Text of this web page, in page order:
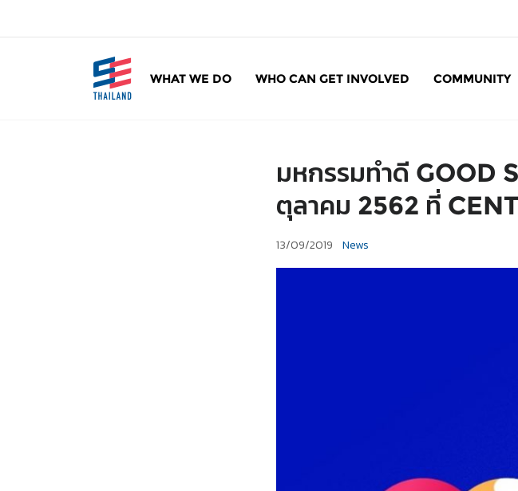
WHAT WE DO WHO CAN GET INVOLVED COMMUNITY
มหกรรมทำดี GOOD
ตุลาคม 2562 ที่
13/09/2019 News